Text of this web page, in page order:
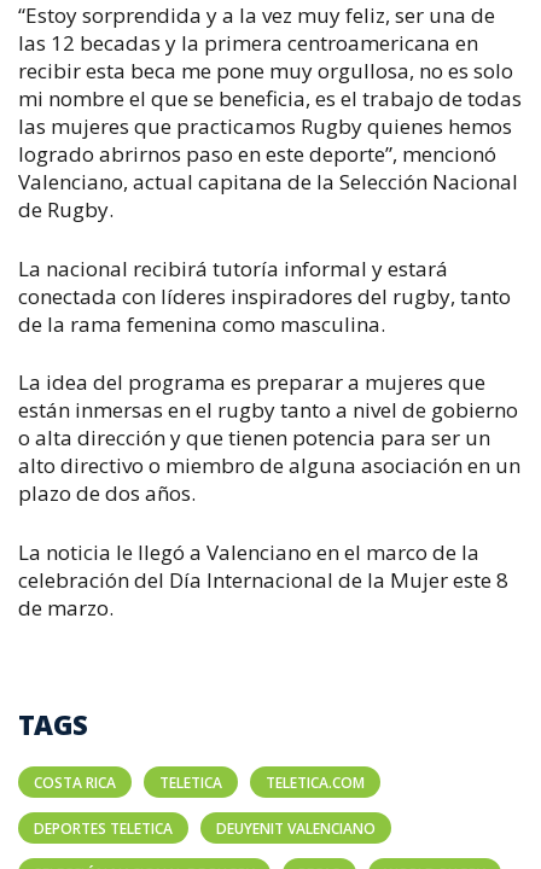
“Estoy sorprendida y a la vez muy feliz, ser una de
las 12 becadas y la primera centroamericana en
recibir esta beca me pone muy orgullosa, no es solo
mi nombre el que se beneficia, es el trabajo de todas
las mujeres que practicamos Rugby quienes hemos
logrado abrirnos paso en este deporte”, mencionó
Valenciano, actual capitana de la Selección Nacional
de Rugby.
La nacional recibirá tutoría informal y estará
conectada con líderes inspiradores del rugby, tanto
de la rama femenina como masculina.
La idea del programa es preparar a mujeres que
están inmersas en el rugby tanto a nivel de gobierno
o alta dirección y que tienen potencia para ser un
alto directivo o miembro de alguna asociación en un
plazo de dos años.
La noticia le llegó a Valenciano en el marco de la
celebración del Día Internacional de la Mujer este 8
de marzo.
TAGS
COSTA RICA TELETICA TELETICA.COM
DEPORTES TELETICA DEUYENIT VALENCIANO